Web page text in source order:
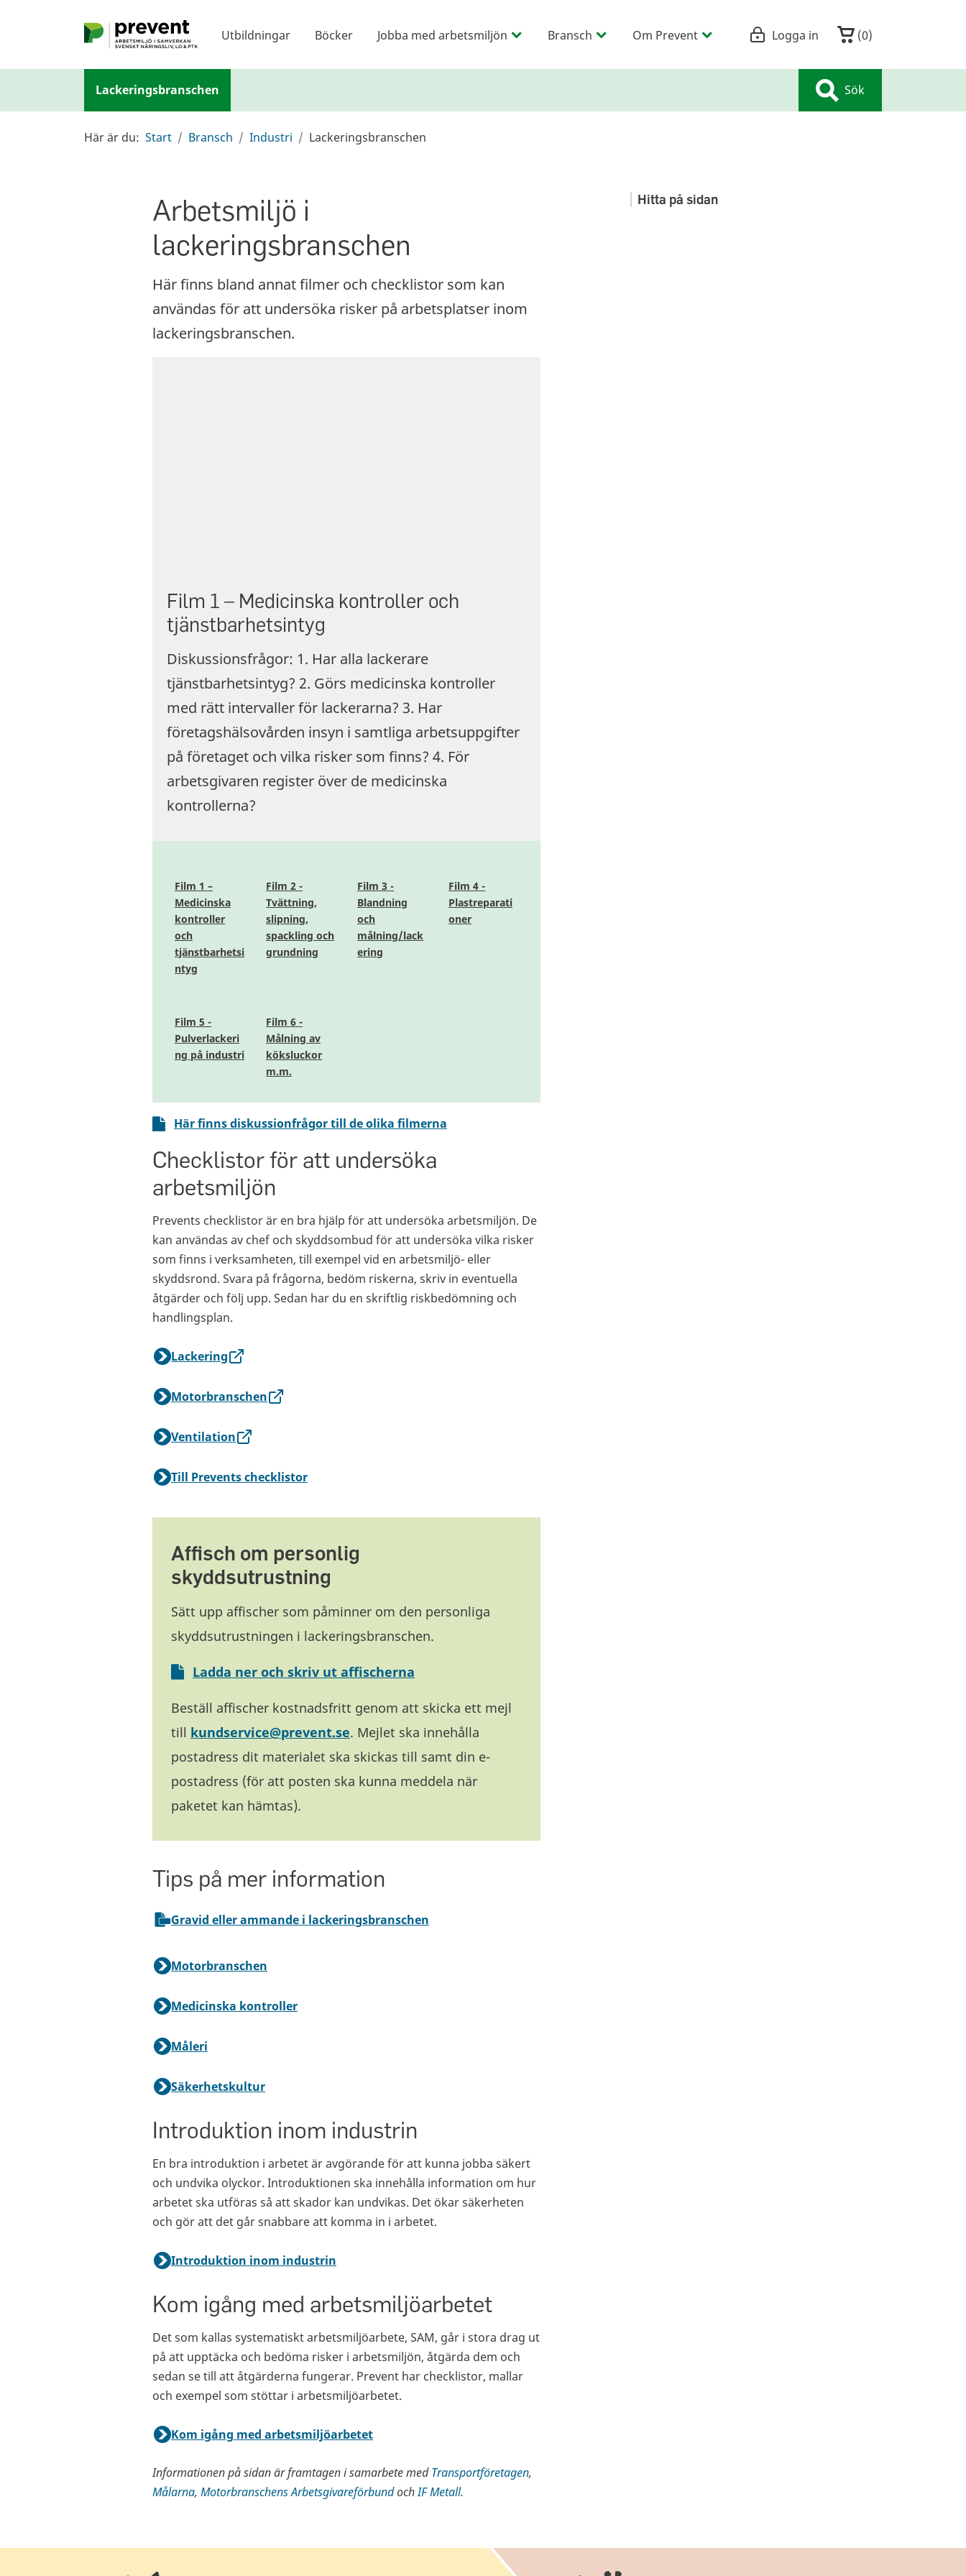
Hoppa till huvudinnehållet
Utbildningar Böcker Jobba med arbetsmiljön Bransch Om Prevent Logga in (0)
Lackeringsbranschen Sök
Här är du: Start Bransch Industri Lackeringsbranschen
Arbetsmiljö i
lackeringsbranschen
Här finns bland annat filmer och checklistor som kan
användas för att undersöka risker på arbetsplatser inom
lackeringsbranschen.
Film 1 – Medicinska kontroller och
tjänstbarhetsintyg
Diskussionsfrågor: 1. Har alla lackerare
tjänstbarhetsintyg? 2. Görs medicinska kontroller
med rätt intervaller för lackerarna? 3. Har
företagshälsovården insyn i samtliga arbetsuppgifter
på företaget och vilka risker som finns? 4. För
arbetsgivaren register över de medicinska
kontrollerna?
Film 1 –
Medicinska
kontroller
och
tjänstbarhetsi
ntyg
Film 2 -
Tvättning,
slipning,
spackling och
grundning
Film 3 -
Blandning
och
målning/lack
ering
Film 4 -
Plastreparati
oner
Film 5 -
Pulverlackeri
ng på industri
Film 6 -
Målning av
köksluckor
m.m.
Här finns diskussionfrågor till de olika filmerna
Checklistor för att undersöka
arbetsmiljön
Prevents checklistor är en bra hjälp för att undersöka arbetsmiljön. De
kan användas av chef och skyddsombud för att undersöka vilka risker
som finns i verksamheten, till exempel vid en arbetsmiljö- eller
skyddsrond. Svara på frågorna, bedöm riskerna, skriv in eventuella
åtgärder och följ upp. Sedan har du en skriftlig riskbedömning och
handlingsplan.
Lackering
Motorbranschen
Ventilation
Till Prevents checklistor
Affisch om personlig
skyddsutrustning
Sätt upp affischer som påminner om den personliga
skyddsutrustningen i lackeringsbranschen.
Ladda ner och skriv ut affischerna
Beställ affischer kostnadsfritt genom att skicka ett mejl
till kundservice@prevent.se. Mejlet ska innehålla
postadress dit materialet ska skickas till samt din e-
postadress (för att posten ska kunna meddela när
paketet kan hämtas).
Tips på mer information
Gravid eller ammande i lackeringsbranschen
Motorbranschen
Medicinska kontroller
Måleri
Säkerhetskultur
Introduktion inom industrin
En bra introduktion i arbetet är avgörande för att kunna jobba säkert
och undvika olyckor. Introduktionen ska innehålla information om hur
arbetet ska utföras så att skador kan undvikas. Det ökar säkerheten
och gör att det går snabbare att komma in i arbetet.
Introduktion inom industrin
Kom igång med arbetsmiljöarbetet
Det som kallas systematiskt arbetsmiljöarbete, SAM, går i stora drag ut
på att upptäcka och bedöma risker i arbetsmiljön, åtgärda dem och
sedan se till att åtgärderna fungerar. Prevent har checklistor, mallar
och exempel som stöttar i arbetsmiljöarbetet.
Kom igång med arbetsmiljöarbetet
Informationen på sidan är framtagen i samarbete medTransportföretagen,
Målarna, Motorbranschens ArbetsgivareförbundochIF Metall.
Hitta på sidan